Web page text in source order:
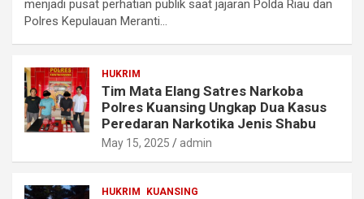
menjadi pusat perhatian publik saat jajaran Polda Riau dan
Polres Kepulauan Meranti…
HUKRIM
Tim Mata Elang Satres Narkoba
Polres Kuansing Ungkap Dua Kasus
Peredaran Narkotika Jenis Shabu
May 15, 2025 admin
HUKRIM KUANSING